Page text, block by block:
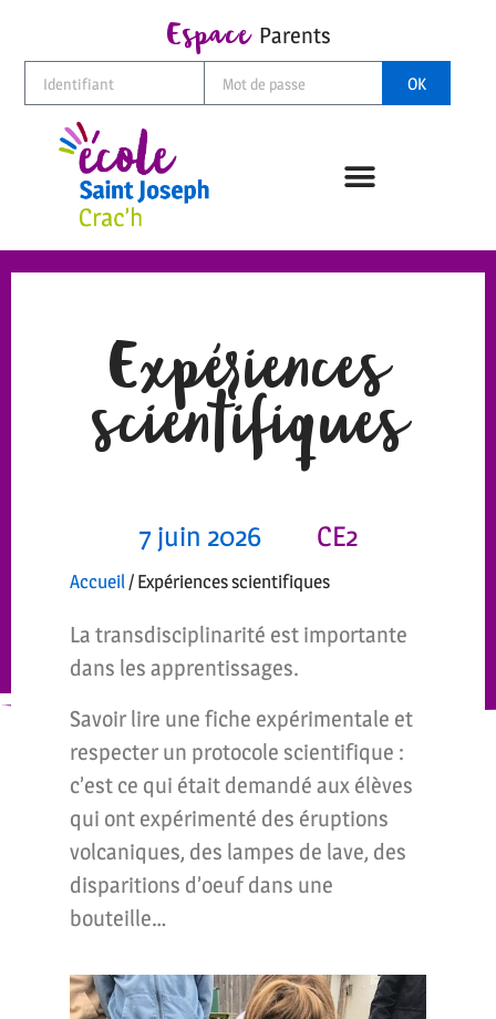
Espace Parents
OK
Expériences
scientifiques
7 juin 2026 CE2
Accueil / Expériences scientifiques
La transdisciplinarité est importante
dans les apprentissages.
Savoir lire une fiche expérimentale et
respecter un protocole scientifique :
c’est ce qui était demandé aux élèves
qui ont expérimenté des éruptions
volcaniques, des lampes de lave, des
disparitions d’oeuf dans une
bouteille…